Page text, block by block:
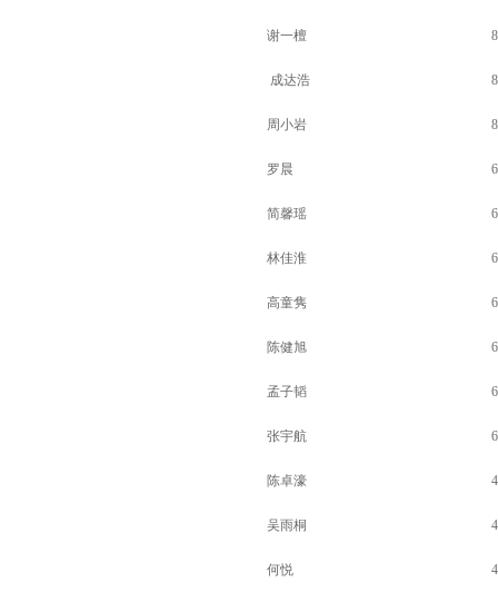
谢一檀 8
成达浩 8
周小岩 8
罗晨 6
简馨瑶 6
林佳淮 6
高童隽 6
陈健旭 6
孟子韬 6
张宇航 6
陈卓濠 4
吴雨桐 4
何悦 4